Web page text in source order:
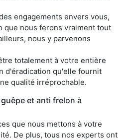
engagements envers vous,
que nous ferons vraiment tout
nous y parvenons
totalement à votre entière
d'éradication qu'elle fournit
qualité irréprochable.
et anti frelon à
que nous mettons à votre
De plus, tous nos experts ont